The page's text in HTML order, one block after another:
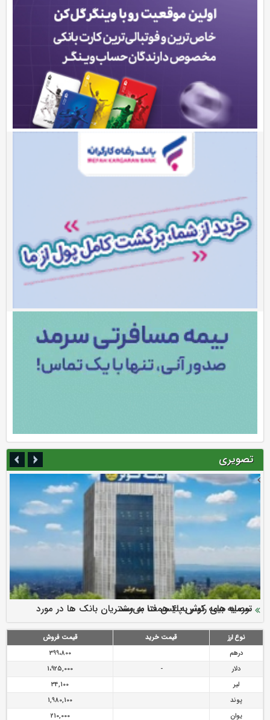
تصویری
ارزش سهام عدالت بالا رفت
سرمایه بیمه کوثر به ۴ همت می‌رسد
نود ثانیه با فولاد سنگان
تقدیر دبیرکل سندیکای بیمه گران ایران از اقدامات مدیرعامل بیمه
رازی
توصیه های رئیس پلیس فتا به مشتریان بانک ها در مورد
پیشگیری از سرقت های مجازی
نوع ارز قیمت خرید
قیمت فروش
درهم
399،800
دلار
-
1،925,000
لیر
34,100
پوند
1,980,100
یوان
210,000